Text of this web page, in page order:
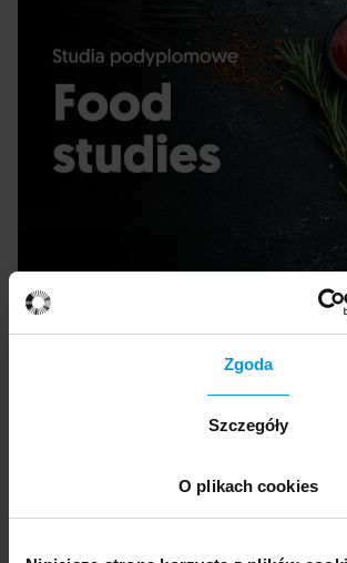
Zgoda
Szczegóły
O plikach cookies